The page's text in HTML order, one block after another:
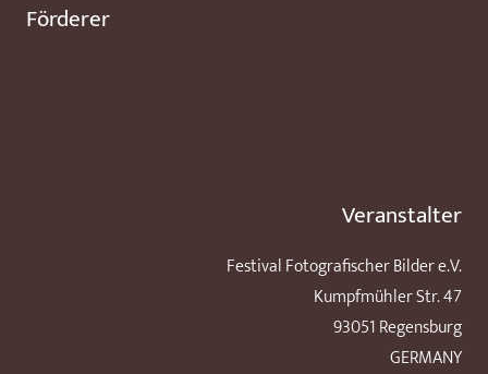
Förderer
Veranstalter
Festival Fotografischer Bilder e.V.
Kumpfmühler Str. 47
93051 Regensburg
GERMANY